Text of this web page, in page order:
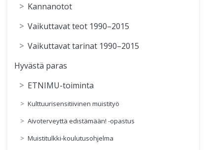
Kannanotot
Vaikuttavat teot 1990–2015
Vaikuttavat tarinat 1990–2015
Hyvästä paras
ETNIMU-toiminta
Kulttuurisensitiivinen muistityö
Aivoterveyttä edistämään! -opastus
Muistitulkki-koulutusohjelma